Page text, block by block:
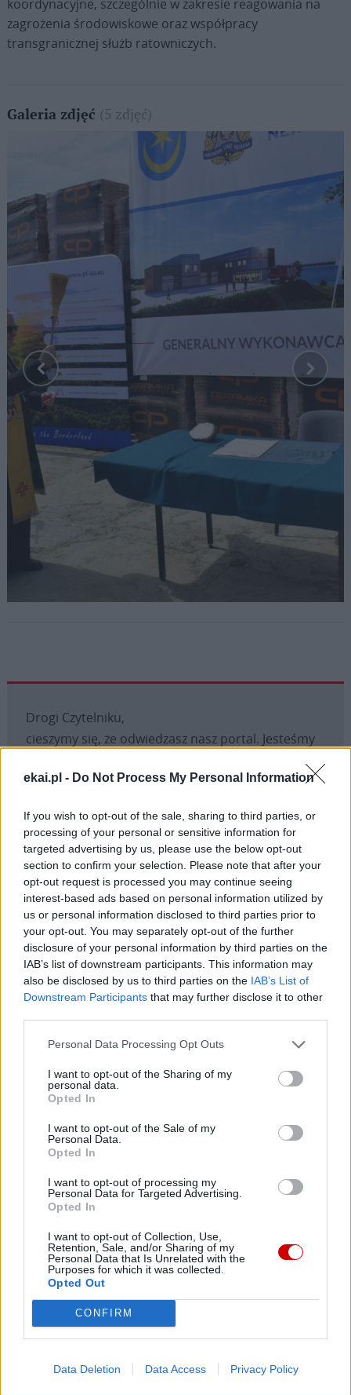
ekai.pl - Do Not Process My Personal Information
If you wish to opt-out of the sale, sharing to third parties, or
processing of your personal or sensitive information for
targeted advertising by us, please use the below opt-out
section to confirm your selection. Please note that after your
opt-out request is processed you may continue seeing
interest-based ads based on personal information utilized by
us or personal information disclosed to third parties prior to
your opt-out. You may separately opt-out of the further
disclosure of your personal information by third parties on the
IAB’s list of downstream participants. This information may
also be disclosed by us to third parties on the IAB’s List of
Downstream Participants that may further disclose it to other
Personal Data Processing Opt Outs
I want to opt-out of the Sharing of my
personal data.
Opted In
I want to opt-out of the Sale of my
Personal Data.
Opted In
I want to opt-out of processing my
Personal Data for Targeted Advertising.
Opted In
I want to opt-out of Collection, Use,
Retention, Sale, and/or Sharing of my
Personal Data that Is Unrelated with the
Purposes for which it was collected.
Opted Out
CONFIRM
Data Deletion Data Access Privacy Policy
koordynacyjne, szczególnie w zakresie reagowania na
zagrożenia środowiskowe oraz współpracy
transgranicznej służb ratowniczych.
Galeria zdjęć (5 zdjęć)
Drogi Czytelniku,
cieszymy się, że odwiedzasz nasz portal. Jesteśmy
Każdego dnia publikujemy najważniejsze
Jednak bez Twojej pomocy sprostanie temu
zadaniu będzie coraz trudniejsze.
Dlatego prosimy Cię owsparcie portalu eKAI.pl za
pośrednictwem serwisu Patronite.
Dzięki Tobie będziemy mogli realizować naszą
misję. Więcej informacji znajdziesztutaj.
TwitterMessengerWhatsApp
Email Copy
Link
Print
Wersja do druku
BP KRZYSZTOF NITKIEWICZ
DIECEZJA SANDOMIERSKA POŚWIECENIE TARNOBRZEG
Najnowsze
06 sierpnia 2026 | 14:51
06 sierpnia 2026 | 14:32